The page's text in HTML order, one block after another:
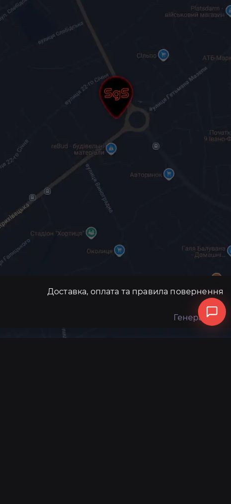
Доставка, оплата та правила повернення
Генератори